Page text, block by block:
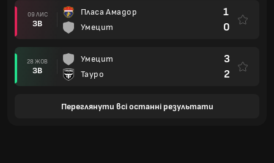
09 ЛИС
ЗВ
Пласа Амадор
Умецит
1
0
28 ЖОВ
ЗВ
Умецит
Тауро
3
2
Переглянути всі останні результати